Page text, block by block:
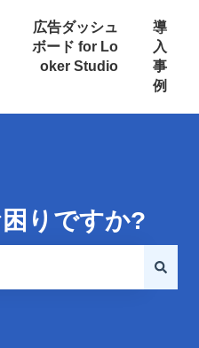
広告ダッシュ
ボード for Lo
oker Studio
導
入
事
例